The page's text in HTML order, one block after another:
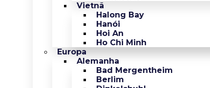
Vietnã
Halong Bay
Hanói
Hoi An
Ho Chi Minh
Europa
Alemanha
Bad Mergentheim
Berlim